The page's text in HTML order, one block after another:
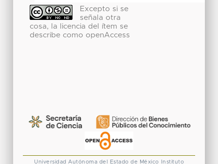
Excepto si se
señala otra
cosa, la licencia del ítem se
describe como openAccess
Universidad Autónoma del Estado de México Instituto